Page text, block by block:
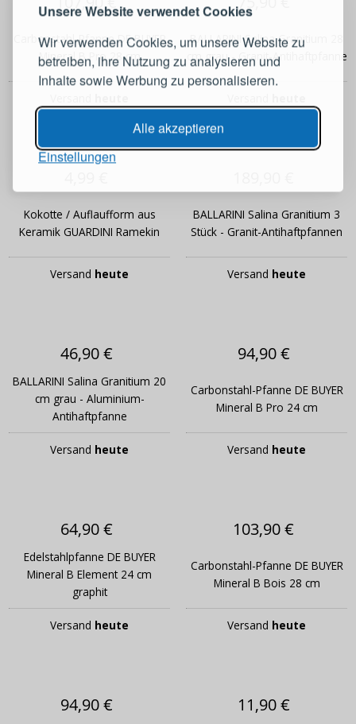
Unsere Website verwendet Cookies
Wir verwenden Cookies, um unsere Website zu
betreiben, ihre Nutzung zu analysieren und
Inhalte sowie Werbung zu personalisieren.
Alle akzeptieren
Einstellungen
Carbonstahl-Pfanne DE BUYER
Mineral B Pro 28 cm
BALLARINI Salina Granitium 28
cm grau - Granit-Antihaftpfanne
Kokotte / Auflaufform aus
Keramik GUARDINI Ramekin
Versand heute
BALLARINI Salina Granitium 3
Stück - Granit-Antihaftpfannen
Versand heute
46,90 €
BALLARINI Salina Granitium 20
cm grau - Aluminium-
Antihaftpfanne
Versand heute
94,90 €
Carbonstahl-Pfanne DE BUYER
Mineral B Pro 24 cm
Versand heute
64,90 €
Edelstahlpfanne DE BUYER
Mineral B Element 24 cm
graphit
Versand heute
103,90 €
Carbonstahl-Pfanne DE BUYER
Mineral B Bois 28 cm
Versand heute
94,90 € 11,90 €
Melden Sie sich bei Ihrem
E-Mail-Adresse
Passwort erinnern